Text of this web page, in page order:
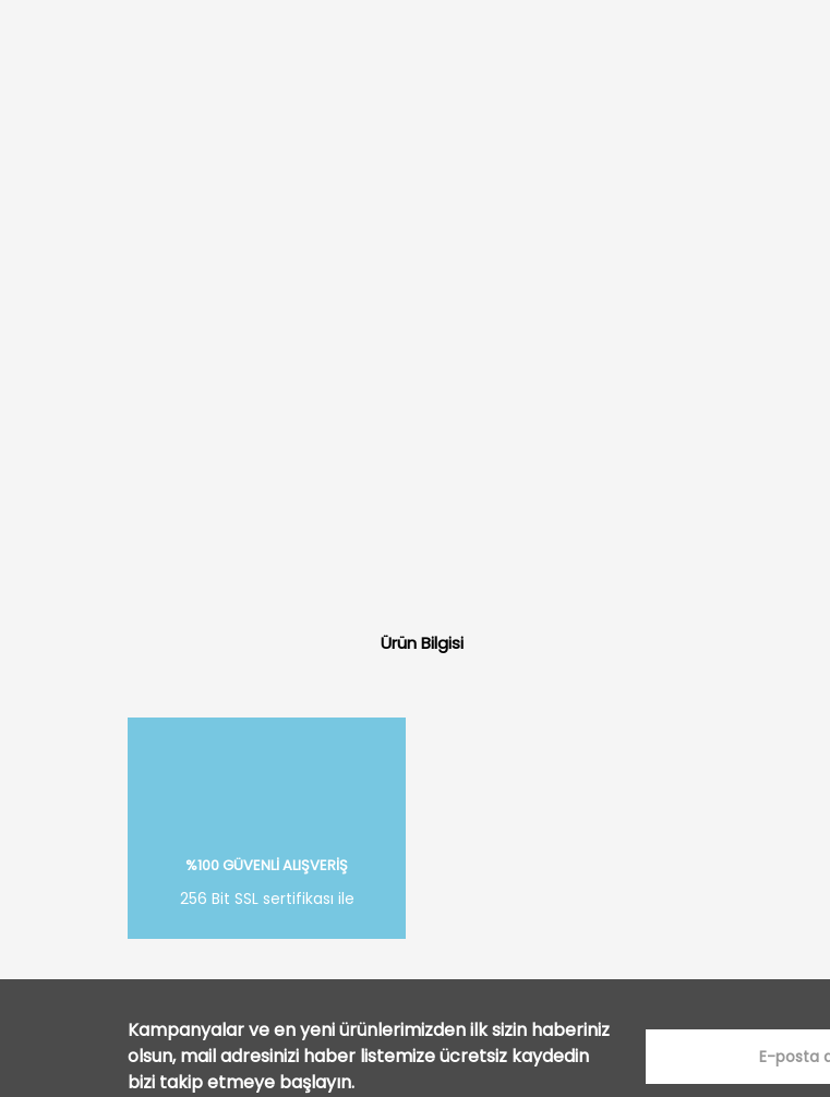
Ürün Bilgisi
%100 GÜVENLİ ALIŞVERİŞ
256 Bit SSL sertifikası ile
Kampanyalar ve en yeni ürünlerimizden ilk sizin haberiniz
olsun, mail adresinizi haber listemize ücretsiz kaydedin
bizi takip etmeye başlayın.